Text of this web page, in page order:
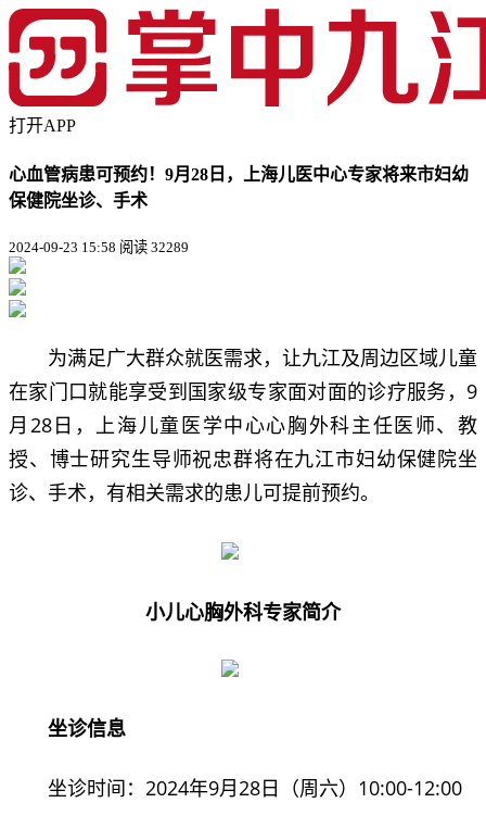
打开APP
心血管病患可预约！9月28日，上海儿医中心专家将来市妇幼
保健院坐诊、手术
2024-09-23 15:58 阅读 32289
为满足广大群众就医需求，让九江及周边区域儿童
在家门口就能享受到国家级专家面对面的诊疗服务，9
月28日，上海儿童医学中心心胸外科主任医师、教
授、博士研究生导师祝忠群将在九江市妇幼保健院坐
诊、手术，有相关需求的患儿可提前预约。
小儿心胸外科专家简介
坐诊信息
坐诊时间：2024年9月28日（周六）10:00-12:00